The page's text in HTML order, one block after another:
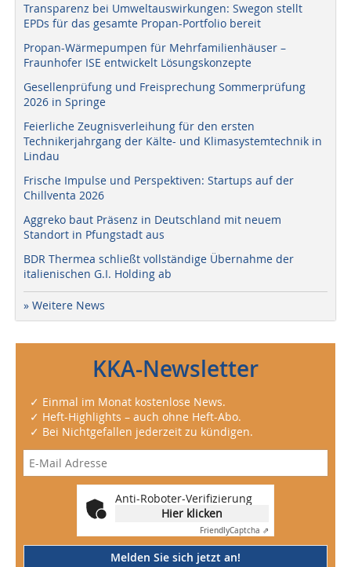
Transparenz bei Umweltauswirkungen: Swegon stellt
EPDs für das gesamte Propan-Portfolio bereit
Propan-Wärmepumpen für Mehrfamilienhäuser –
Fraunhofer ISE entwickelt Lösungskonzepte
Gesellenprüfung und Freisprechung Sommerprüfung
2026 in Springe
Feierliche Zeugnisverleihung für den ersten
Technikerjahrgang der Kälte- und Klimasystemtechnik in
Lindau
Frische Impulse und Perspektiven: Startups auf der
Chillventa 2026
Aggreko baut Präsenz in Deutschland mit neuem
Standort in Pfungstadt aus
BDR Thermea schließt vollständige Übernahme der
italienischen G.I. Holding ab
» Weitere News
KKA-Newsletter
✓ Einmal im Monat kostenlose News.
✓ Heft-Highlights – auch ohne Heft-Abo.
✓ Bei Nichtgefallen jederzeit zu kündigen.
Anti-Roboter-Verifizierung
Hier klicken
FriendlyCaptcha ⇗
Melden Sie sich jetzt an!